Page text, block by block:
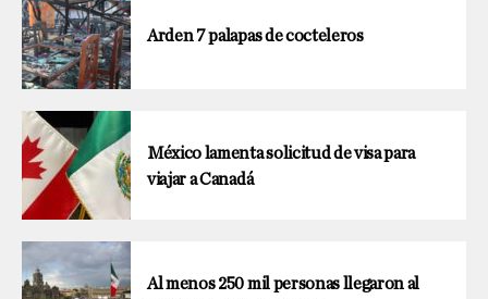
Arden 7 palapas de cocteleros
México lamenta solicitud de visa para
viajar a Canadá
Al menos 250 mil personas llegaron al